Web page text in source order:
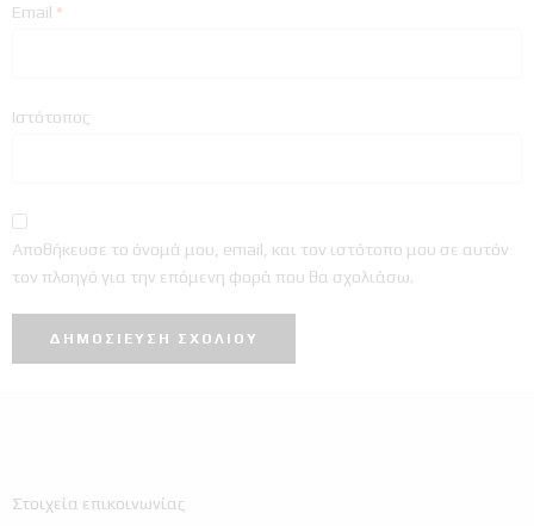
Email *
Ιστότοπος
Αποθήκευσε το όνομά μου, email, και τον ιστότοπο μου σε αυτόν
τον πλοηγό για την επόμενη φορά που θα σχολιάσω.
Στοιχεία επικοινωνίας